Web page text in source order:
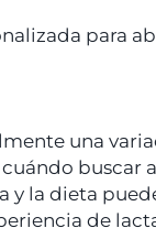
para
una
la dieta
de